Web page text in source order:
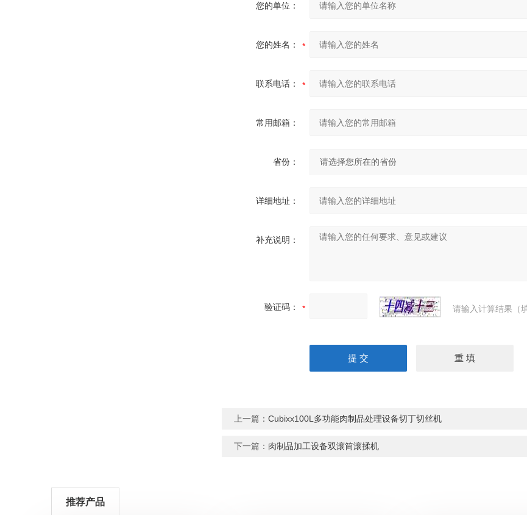
您的单位：
您的姓名：
联系电话：
常用邮箱：
省份：
详细地址：
补充说明：
验证码： 请输入计算结果（
上一篇： Cubixx100L多功能肉制品处理设备切丁切丝机
下一篇： 肉制品加工设备双滚筒滚揉机
推荐产品